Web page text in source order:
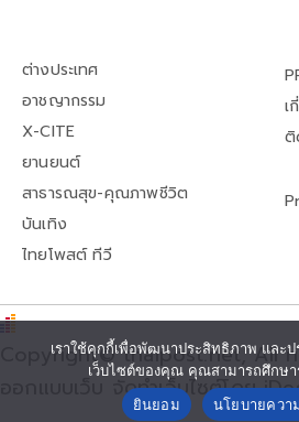
ต่างประเทศ
อาชญากรรม
X-CITE
ยานยนต์
สาธารณสุข-คุณภาพชีวิต
บันเทิง
ไทยโพสต์ ทีวี
เ
ติ
Copyright© thaipost.net, All
ออกแบบเว็บ จัดทำเว็บไซต์โดย
เราใช้คุกกี้เพื่อพัฒนาประสิทธิภาพ และ
เว็บไซต์ของคุณ คุณสามารถศึกษา
ยินยอม
นโยบายควา